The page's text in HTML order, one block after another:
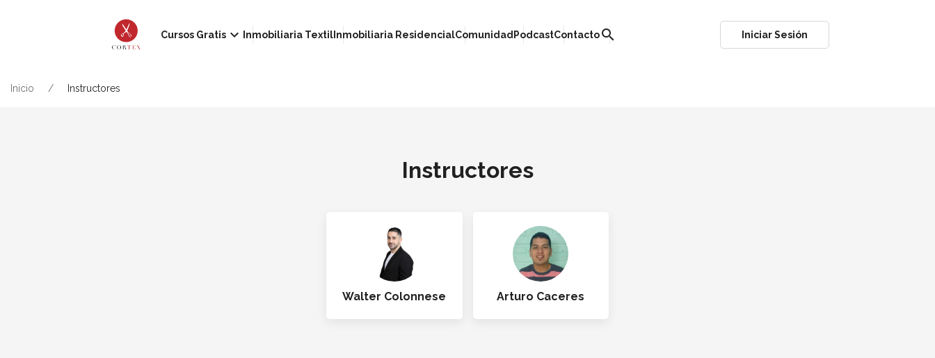
Cursos Gratiskeyboard_arrow_down Inmobiliaria TextilInmobiliaria ResidencialComunidadPodcastContactosearch Iniciar Sesión
Inicio Instructores
Instructores
Walter Colonnese Arturo Caceres